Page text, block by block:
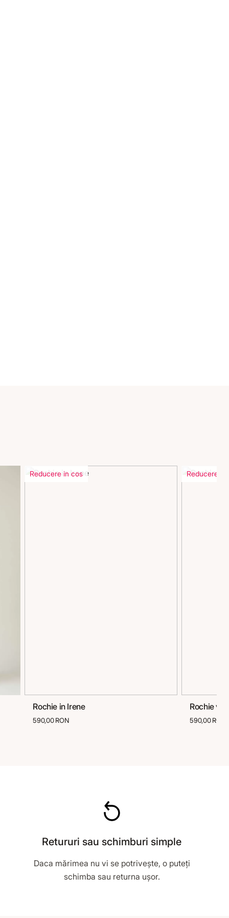
Reducere in cos
36 38
Rochie in Irene
590,00 RON
Reducere in
Rochie
590,00 RON
Retururi sau schimburi simple
Daca mărimea nu vi se potrivește, o puteți
schimba sau returna ușor.